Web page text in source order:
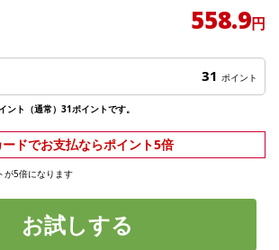
558.9円
31 ポイント
ト（通常）31ポイントです。
ドでお支払ならポイント5倍
が5倍になります
お試しする